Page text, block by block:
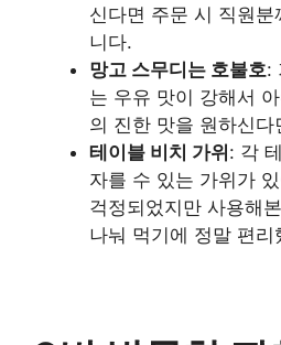
신다면 주문 시 직원
니다.
망고 스무디는 호불호:
는 우유 맛이 강해서
의 진한 맛을 원하신다
테이블 비치 가위 : 각
자를 수 있는 가위가
걱정되었지만 사용해
나눠 먹기에 정말 편리